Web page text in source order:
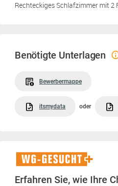
Rechteckiges Schlafzimmer mit 2
Benötigte Unterlagen
Bewerbermappe
itsmydata oder
WG-
Gesucht+
Erfahren Sie, wie Ihre